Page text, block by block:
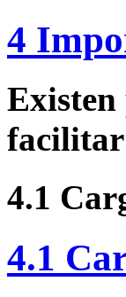
4
Existen
facilitar
4.1
4.1